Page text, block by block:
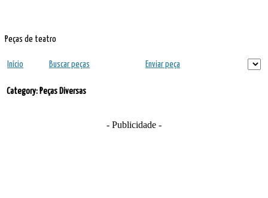
Peças de teatro
Início Buscar peças Enviar peça
Category: Peças Diversas
- Publicidade -